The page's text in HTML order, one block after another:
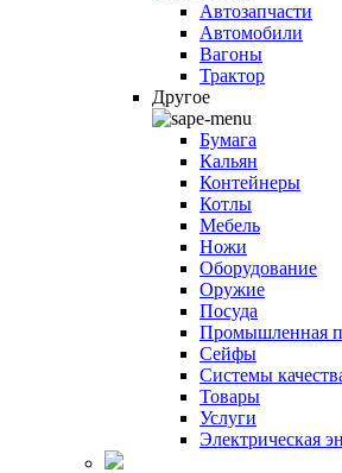
Автозапчасти
Автомобили
Вагоны
Трактор
Другое
Бумага
Кальян
Контейнеры
Котлы
Мебель
Ножи
Оборудование
Оружие
Посуда
Промышленная
Сейфы
Системы
Товары
Услуги
Электрическая